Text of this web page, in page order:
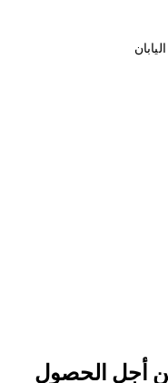
أجل الحصول